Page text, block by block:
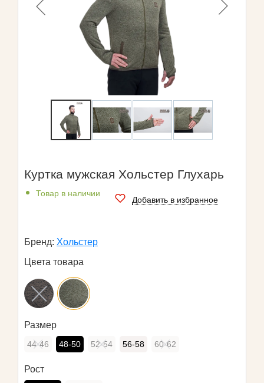
Куртка мужская Хольстер Глухарь
Товар в наличии
Добавить в избранное
Бренд: Хольстер
Цвета товара
Размер
44-46 48-50 52-54 56-58 60-62
Рост